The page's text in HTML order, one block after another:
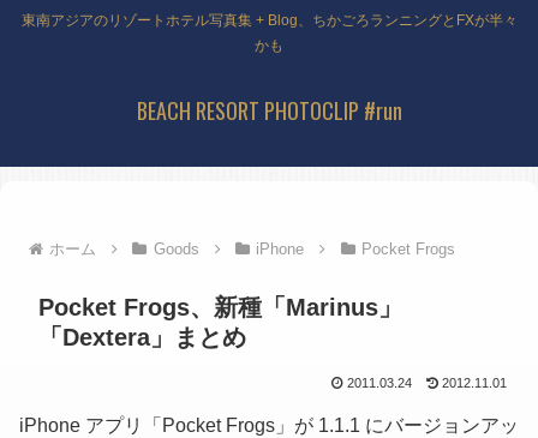
東南アジアのリゾートホテル写真集 + Blog、ちかごろランニングとFXが半々
かも
BEACH RESORT PHOTOCLIP #run
ホーム Goods iPhone Pocket Frogs
Pocket Frogs、新種「Marinus」
「Dextera」まとめ
2011.03.24 2012.11.01
iPhone アプリ「Pocket Frogs」が 1.1.1 にバージョンアッ